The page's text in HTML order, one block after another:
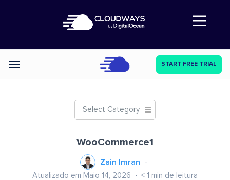
Abre a navegação
Categories START FREE TRIAL
Select Category
WooCommerce1
Zain Imran
Atualizado em Maio 14, 2026 < 1 min de leitura